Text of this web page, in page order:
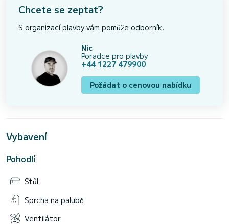
Chcete se zeptat?
S organizací plavby vám pomůže odborník.
Nic
Poradce pro plavby
+44 1227 479900
Požádat o cenovou nabídku
Vybavení
Pohodlí
Stůl
Sprcha na palubě
Ventilátor